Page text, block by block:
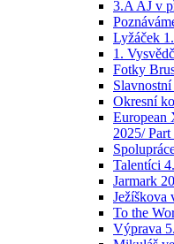
3.A AJ v
Lyžáček
1.
Fotky
Okresní
European
2025/ Part
Talentíci
Jarmark
Ježíškova
To the
Výprava